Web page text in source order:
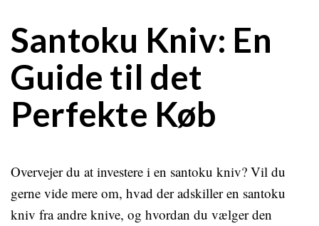
Santoku Kniv: En
Guide til det
Perfekte Køb
Overvejer du at investere i en santoku kniv? Vil du
gerne vide mere om, hvad der adskiller en santoku
kniv fra andre knive, og hvordan du vælger den